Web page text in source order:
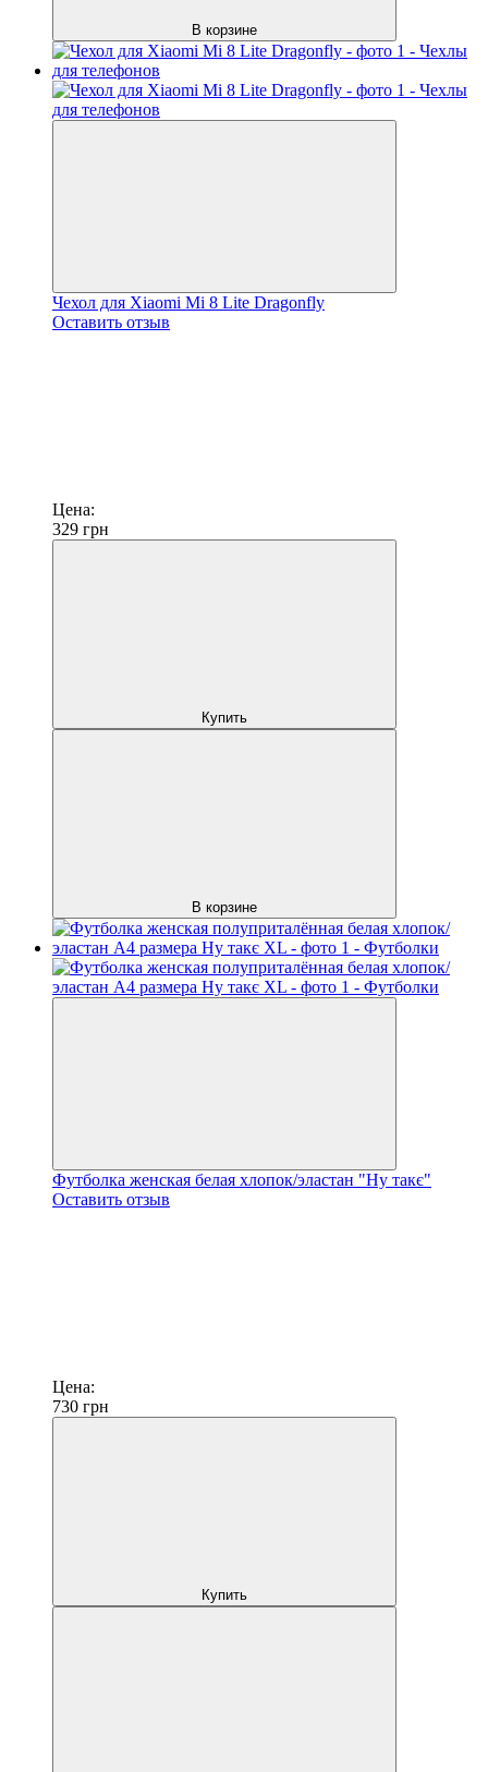
В корзине
Чехол для Xiaomi Mi 8 Lite Dragonfly
Оставить отзыв
Цена:
329 грн
Купить
В корзине
Футболка женская белая хлопок/эластан "Ну такє"
Оставить отзыв
Цена:
730 грн
Купить